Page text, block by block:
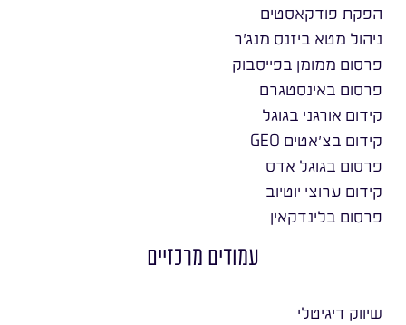
הפקת פודקאסטים
ניהול מטא ביזנס מנג׳ר
פרסום ממומן בפייסבוק
פרסום באינסטגרם
קידום אורגני בגוגל
קידום בצ׳אטים GEO
פרסום בגוגל אדס
קידום ערוצי יוטיוב
פרסום בלינדקאין
עמודים מרכזיים
שיווק דיגיטלי